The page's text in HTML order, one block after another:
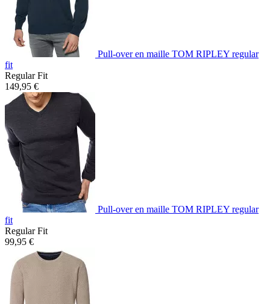
Pull-over en maille TOM RIPLEY regular
fit
Regular Fit
149,95 €
Pull-over en maille TOM RIPLEY regular
fit
Regular Fit
99,95 €